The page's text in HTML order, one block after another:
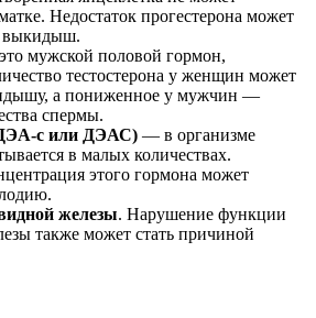
Недостаток прогестерона может
выкидыш.
мужской половой гормон,
тестостерона у женщин может
а пониженное у мужчин —
спермы.
с или ДЭАС) — в организме
в малых количествах.
этого гормона может
железы. Нарушение функции
также может стать причиной